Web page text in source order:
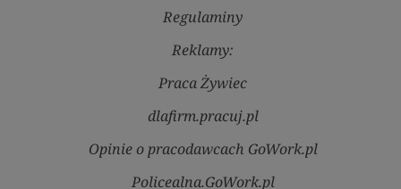
Regulaminy
Reklamy:
Praca Żywiec
dlafirm.pracuj.pl
Opinie o pracodawcach GoWork.pl
Policealna.GoWork.pl